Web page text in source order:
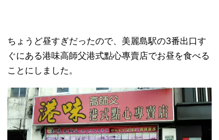
ちょうど昼すぎだったので、美麗島駅の3番出口す
ぐにある港味高師父港式點心專賣店でお昼を食べる
ことにしました。